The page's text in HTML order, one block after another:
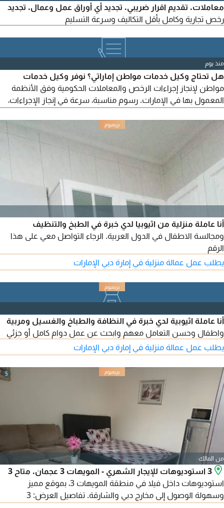
معاملات. تقديم اقرار ضريبي. تجديد أي أوراق عمل وعمال. تجديد
رخص تجارية وكامل بأقل التكاليف وسرعة التسليم
منذ يوم
هل تحتاج وكيل خدمات مواطن إماراتي؟ نوفر وكيل خدمات
مواطن لإنجاز إجراءات الرخص والمعاملات الحكومية وفق الأنظمة
المعمول بها في الإمارات. رسوم مناسبة، سرعة في إنجاز الإجراءات،
للاستفسار والتفاصيل يرجى التواصل على الخاص أو عبر الرقم.
ملاحظة مهمة: سيتم حذف هذا الإعلان تلقائيًا من التطبيق بعد فترة
أنا عاملة منزلية من اثيوبيا لدي خبرة في الطبخ والتنظيف
ومجالسة الاطفال في الدول العربية. الرجاء التواصل معي على هذا
الرقم
يطلب عمل عمالة منزلية في إمارة دبي الإمارات
أنا عاملة اثيوبية لدي خبرة في النظافة والطباخ والغسيل ومربية
واطفال وحسن التعامل معهم وابحث عن عمل دوام كامل أو جزئي
يطلب عمل عمالة منزلية في إمارة دبي الإمارات
5
من المالك
3 استوديوهات للإيجار الشهري - المويهات 3 عجمان. متاح 3
استوديوهات داخل فيلا في منطقة المويهات 3، بموقع مميز
وسهولة الوصول إلى مخارج دبي والشارقة. تفاصيل العرض: 3